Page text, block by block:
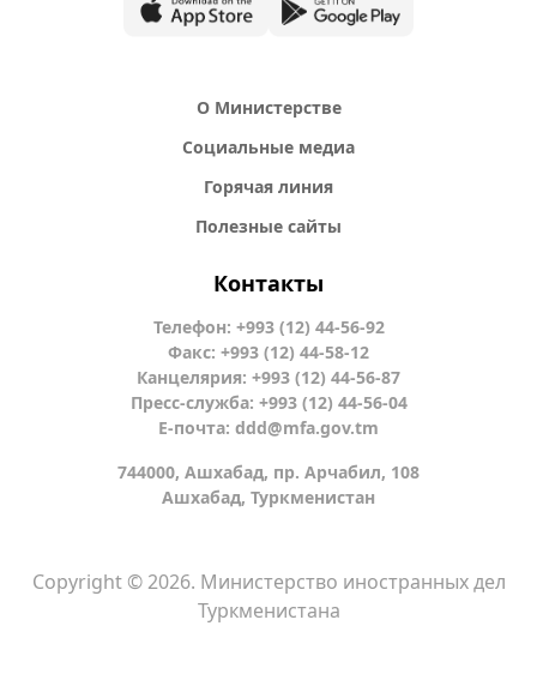
О Министерстве
Социальные медиа
Горячая линия
Полезные сайты
Контакты
Телефон: +993 (12) 44-56-92
Факс: +993 (12) 44-58-12
Канцелярия: +993 (12) 44-56-87
Пресс-служба: +993 (12) 44-56-04
Е-почта: ddd@mfa.gov.tm
744000, Ашхабад, пр. Арчабил, 108
Ашхабад, Туркменистан
Copyright © 2026. Министерство иностранных дел
Туркменистана